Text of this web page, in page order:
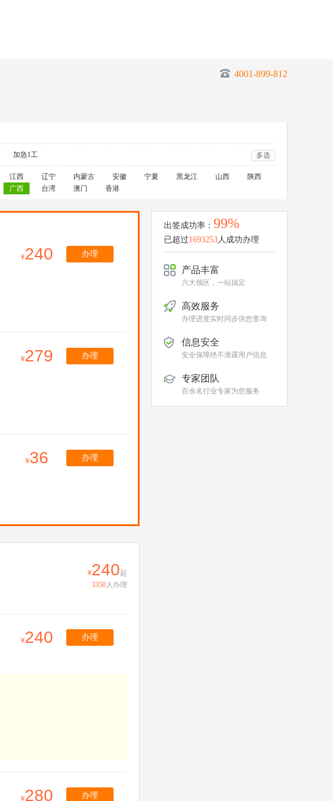
4001-899-812
加急1工 多选
江西 辽宁 内蒙古 安徽 宁夏 黑龙江 山西
陕西
广西 台湾 澳门 香港
240 办理
279 办理
36 办理
240起
3350人办理
240 办理
280 办理
出签成功率： 99%
已超过1693253人成功办理
产品丰富
六大领区，一站搞定
高效服务
办理进度实时同步供您查询
信息安全
安全保障绝不泄露用户信息
专家团队
百余名行业专家为您服务